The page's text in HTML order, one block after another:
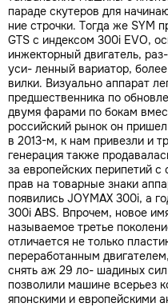
параде скутеров для
ние строчки. Тогда же SYM
GTS с индексом 300i EVO,
инжекторный двигатель,
уси- ленный вариатор,
вилки. Визуально аппарат
предшественника по
двумя фарами по бокам
российский рынок он
в 2013-м, к нам привезли и
генерация также
за европейских перипетий
прав на товарные знаки
появились JOYMAX 300i, а
300i ABS. Впрочем, новое
называемое третье
отличается не только
переработанным
снять аж 29 ло- шадиных
позволили машине всерьез
японскими и европейскими